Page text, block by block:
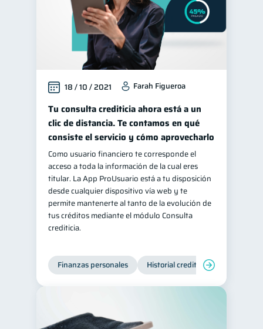
Inversiones 2
Finanzas Personales 1
Finanzas en Pareja
Educación Financiera 1
Información financiera 1
Salud mental 1 ahorro
Retiro 1 Doble sueldo 1
Gasto responsable 1
información financiera 1
18 / 10 / 2021 Farah Figueroa
Tu consulta crediticia ahora está a un
clic de distancia. Te contamos en qué
consiste el servicio y cómo aprovecharlo
Como usuario financiero te corresponde el
acceso a toda la información de la cual eres
titular. La App ProUsuario está a tu disposición
desde cualquier dispositivo vía web y te
permite mantenerte al tanto de la evolución de
tus créditos mediante el módulo Consulta
crediticia.
Finanzas personales Historial crediticio